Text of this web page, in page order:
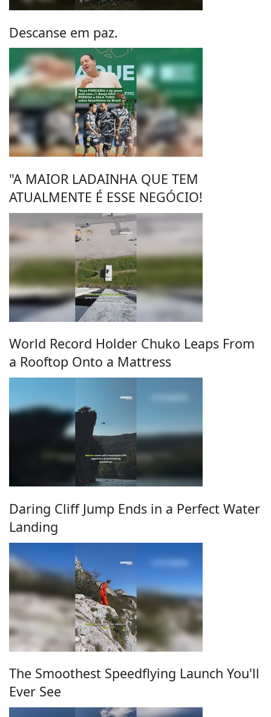
Descanse em paz.
"A MAIOR LADAINHA QUE TEM
ATUALMENTE É ESSE NEGÓCIO!
World Record Holder Chuko Leaps From
a Rooftop Onto a Mattress
Daring Cliff Jump Ends in a Perfect Water
Landing
The Smoothest Speedflying Launch You'll
Ever See